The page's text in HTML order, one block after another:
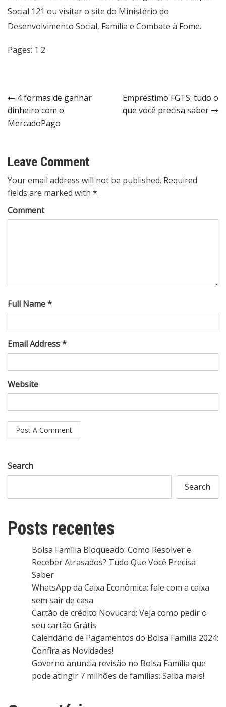
Social 121 ou visitar o site do Ministério do
Desenvolvimento Social, Família e Combate à Fome.
Pages: 1 2
Post
navigation
4 formas de ganhar
dinheiro com o
MercadoPago
Empréstimo FGTS: tudo o
que você precisa saber
Leave Comment
Your email address will not be published. Required
fields are marked with *.
Comment
Full Name *
Email Address *
Website
Search
Search
Posts recentes
Bolsa Família Bloqueado: Como Resolver e
Receber Atrasados? Tudo Que Você Precisa
Saber
WhatsApp da Caixa Econômica: fale com a caixa
sem sair de casa
Cartão de crédito Novucard: Veja como pedir o
seu cartão Grátis
Calendário de Pagamentos do Bolsa Família 2024:
Confira as Novidades!
Governo anuncia revisão no Bolsa Família que
pode atingir 7 milhões de famílias: Saiba mais!